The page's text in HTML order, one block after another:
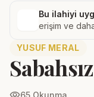
Bu ilahiyi
erişim ve
YUSUF MERAL
65 Okunma